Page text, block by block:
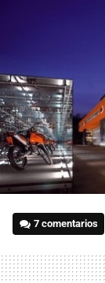
7 comentarios